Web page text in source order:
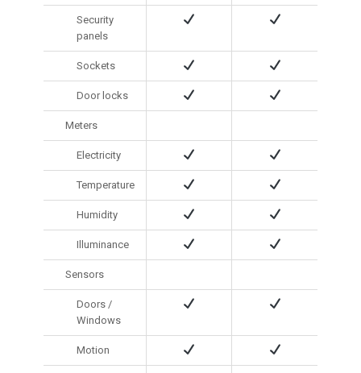
Security
panels
Sockets
Door locks
Meters
Electricity
Temperature
Humidity
Illuminance
Sensors
Doors /
Windows
Motion